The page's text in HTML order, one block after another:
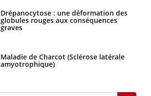
Drépanocytose : une déformation des
globules rouges aux conséquences
graves
Maladie de Charcot (Sclérose latérale
amyotrophique)